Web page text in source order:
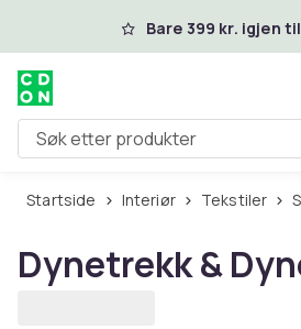
Hopp til hovedinnhold
Bare 399 kr. igjen
Søk etter produkter
Startside Interiør Tekstiler
Dynetrekk &